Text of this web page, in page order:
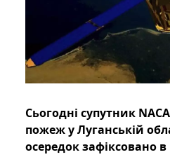
Сьогодні супутник
пожеж у Луганській
осередок зафіксовано